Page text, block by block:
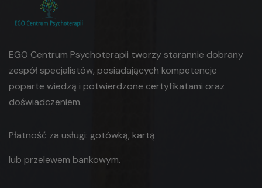
EGO Centrum Psychoterapii tworzy starannie dobrany
zespół specjalistów, posiadających kompetencje
poparte wiedzą i potwierdzone certyfikatami oraz
doświadczeniem.
Płatność za usługi: gotówką, kartą
lub przelewem bankowym.